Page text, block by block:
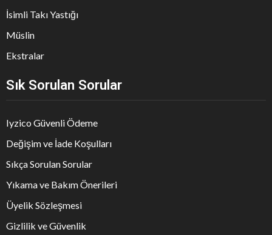
İsimli Takı Yastığı
Müslin
Ekstralar
Sık Sorulan Sorular
Iyzico Güvenli Ödeme
Değişim ve İade Koşulları
Sıkça Sorulan Sorular
Yıkama ve Bakım Önerileri
Üyelik Sözleşmesi
Gizlilik ve Güvenlik